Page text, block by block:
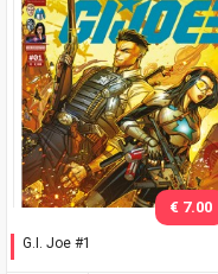
G.I. Joe #1
€ 7.00